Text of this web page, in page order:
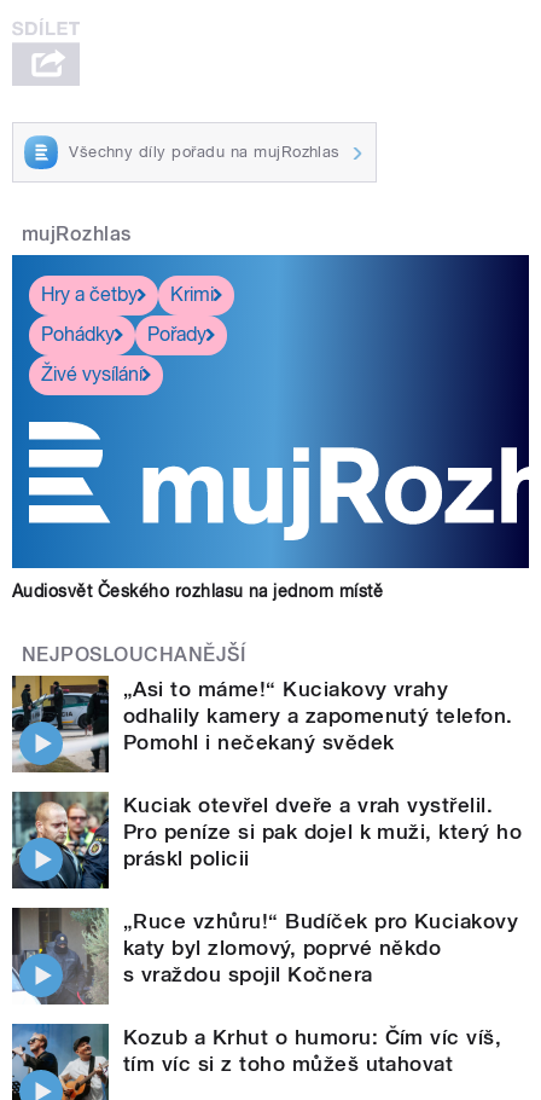
Všechny díly pořadu na mujRozhlas
mujRozhlas
Hry a četby
Krimi
Pohádky
Pořady
Živé vysílání
Audiosvět Českého rozhlasu na jednom místě
NEJPOSLOUCHANĚJŠÍ
„Asi to máme!“ Kuciakovy vrahy
odhalily kamery a zapomenutý telefon.
Pomohl i nečekaný svědek
Kuciak otevřel dveře a vrah vystřelil.
Pro peníze si pak dojel k muži, který ho
práskl policii
„Ruce vzhůru!“ Budíček pro Kuciakovy
katy byl zlomový, poprvé někdo
s vraždou spojil Kočnera
Kozub a Krhut o humoru: Čím víc víš,
tím víc si z toho můžeš utahovat